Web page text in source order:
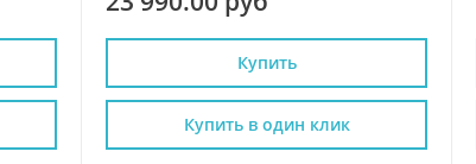
Купить
Купить в один клик